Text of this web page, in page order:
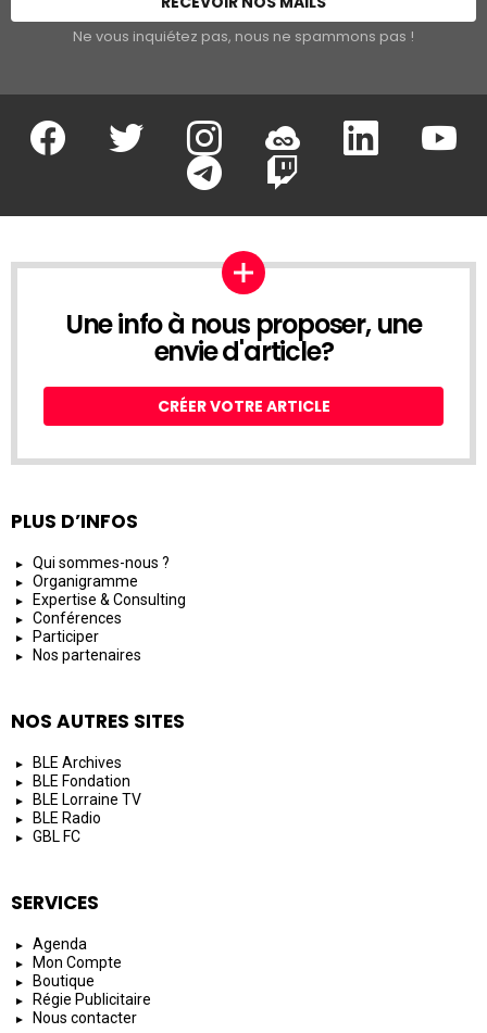
Ne vous inquiétez pas, nous ne spammons pas !
Facebook Twitter Instagram Soundcloud Linkedin
Google Play App Store
Une info à nous proposer, une
envie d'article?
CRÉER VOTRE ARTICLE
PLUS D’INFOS
Qui sommes-nous ?
Organigramme
Expertise & Consulting
Conférences
Participer
Nos partenaires
NOS AUTRES SITES
BLE Archives
BLE Fondation
BLE Lorraine TV
BLE Radio
GBL FC
SERVICES
Agenda
Mon Compte
Boutique
Régie Publicitaire
Nous contacter